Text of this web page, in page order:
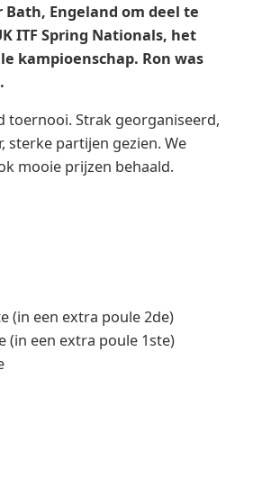
Engeland om deel te
ITF Spring Nationals, het
kampioenschap. Ron was
toernooi. Strak georganiseerd,
sterke partijen gezien. We
mooie prijzen behaald.
(in een extra poule 2de)
(in een extra poule 1ste)